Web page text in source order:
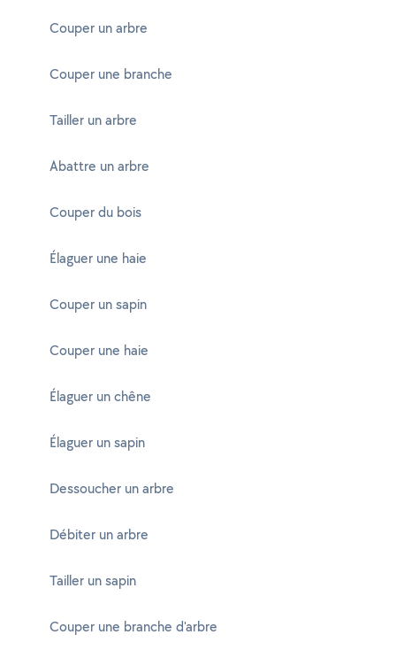
Couper un arbre
Couper une branche
Tailler un arbre
Abattre un arbre
Couper du bois
Élaguer une haie
Couper un sapin
Couper une haie
Élaguer un chêne
Élaguer un sapin
Dessoucher un arbre
Débiter un arbre
Tailler un sapin
Couper une branche d'arbre